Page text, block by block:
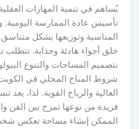
يُساهم في تنمية المهارات
تأسيس عادة الممارسة اليومية.
المناسبة وتوزيعها بشكل
خلق أجواء هادئة وجذابة. تتطلب
بتصميم المساحات والتنوع
شروط المناخ المحلي في
العالية والرياح القوية. لذا،
فريدة من نوعها تمزج بين الفن
الممكن إنشاء مساحة تعكس